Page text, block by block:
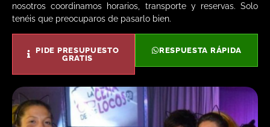
nosotros coordinamos horarios, transporte y reservas. Solo
tenéis que preocuparos de pasarlo bien.
PIDE PRESUPUESTO
GRATIS
RESPUESTA RÁPIDA